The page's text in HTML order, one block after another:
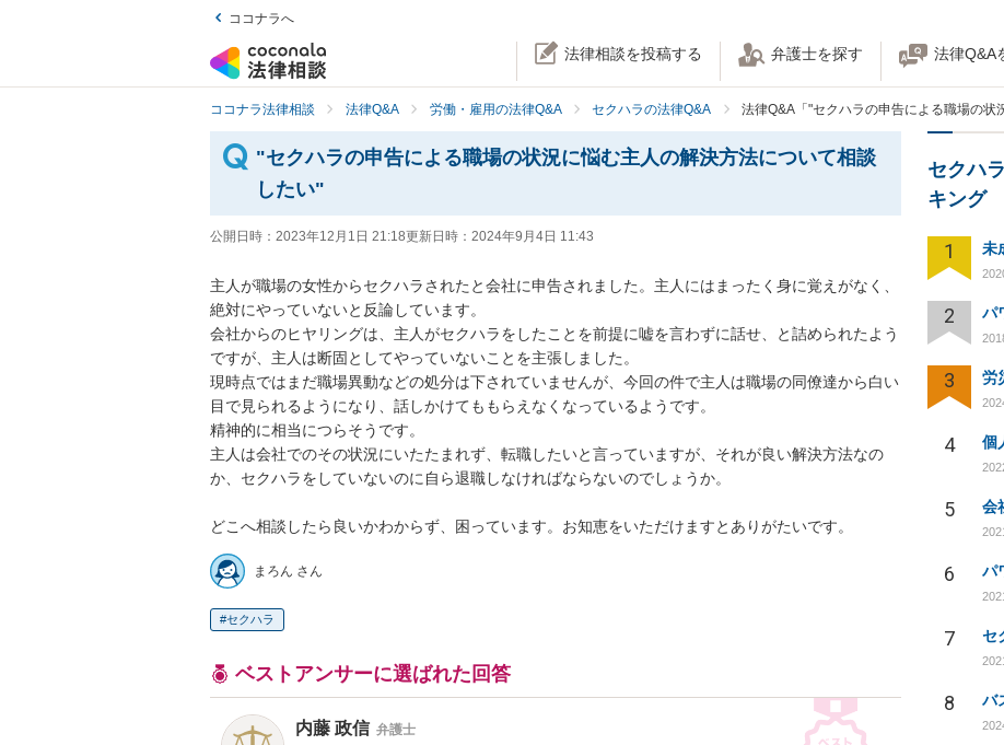
ココナラへ
法律相談を投稿する 弁護士を探す 法律Q&A
ココナラ法律相談 法律Q&A 労働・雇用の法律Q&A セクハラの法律Q&A 法律Q&A「"セクハラの申告による職場の状
"セクハラの申告による職場の状況に悩む主人の解決方法について相談
したい"
公開日時： 2023年12月1日 21:18更新日時： 2024年9月4日 11:43
主人が職場の女性からセクハラされたと会社に申告されました。主人にはまったく身に覚えがなく、
絶対にやっていないと反論しています。
会社からのヒヤリングは、主人がセクハラをしたことを前提に嘘を言わずに話せ、と詰められたよう
ですが、主人は断固としてやっていないことを主張しました。
現時点ではまだ職場異動などの処分は下されていませんが、今回の件で主人は職場の同僚達から白い
目で見られるようになり、話しかけてももらえなくなっているようです。
精神的に相当につらそうです。
主人は会社でのその状況にいたたまれず、転職したいと言っていますが、それが良い解決方法なの
か、セクハラをしていないのに自ら退職しなければならないのでしょうか。
どこへ相談したら良いかわからず、困っています。お知恵をいただけますとありがたいです。
まろん さん
セクハラ
ベストアンサーに選ばれた回答
内藤 政信 弁護士
セクハ
キング
1
2
3
4
5
6
7
8